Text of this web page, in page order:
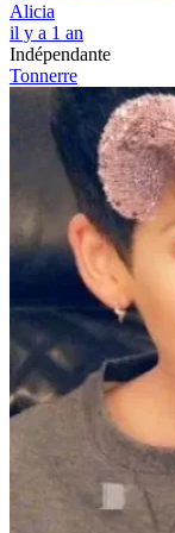
Alicia
il y a 1 an
Indépendante
Tonnerre